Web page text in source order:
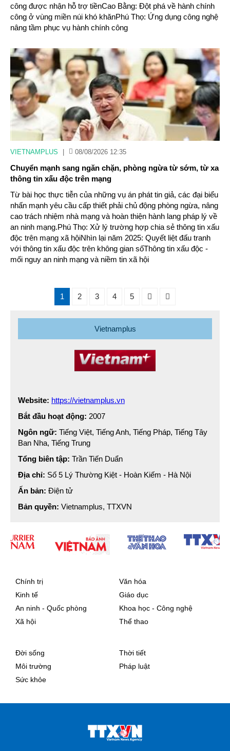
công được nhận hỗ trợ tiềnCao Bằng: Đột phá về hành chính
công ở vùng miền núi khó khănPhú Thọ: Ứng dụng công nghệ
nâng tầm phục vụ hành chính công
VIETNAMPLUS 08/08/2026 12:35
Chuyển mạnh sang ngăn chặn, phòng ngừa từ sớm, từ xa
thông tin xấu độc trên mạng
Từ bài học thực tiễn của những vụ án phát tin giả, các đại biểu
nhấn mạnh yêu cầu cấp thiết phải chủ động phòng ngừa, nâng
cao trách nhiệm nhà mạng và hoàn thiện hành lang pháp lý về
an ninh mạng.Phú Thọ: Xử lý trường hợp chia sẻ thông tin xấu
độc trên mạng xã hộiNhìn lại năm 2025: Quyết liệt đấu tranh
với thông tin xấu độc trên không gian sốThông tin xấu độc -
mối nguy an ninh mạng và niềm tin xã hội
1 2 3 4 5
Vietnamplus
Website: https://vietnamplus.vn
Bắt đầu hoạt động: 2007
Ngôn ngữ: Tiếng Việt, Tiếng Anh, Tiếng Pháp, Tiếng Tây
Ban Nha, Tiếng Trung
Tổng biên tập: Trần Tiến Duẩn
Địa chỉ: Số 5 Lý Thường Kiệt - Hoàn Kiếm - Hà Nội
Ấn bản: Điện tử
Bản quyền: Vietnamplus, TTXVN
Chính trị
Kinh tế
An ninh - Quốc phòng
Xã hội
Văn hóa
Giáo dục
Khoa học - Công nghệ
Thể thao
Đời sống
Môi trường
Sức khỏe
Thời tiết
Pháp luật